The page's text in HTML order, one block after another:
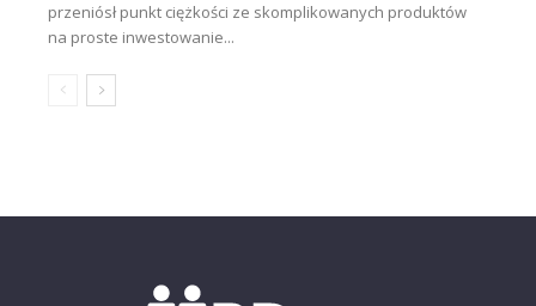
przeniósł punkt ciężkości ze skomplikowanych produktów
na proste inwestowanie...